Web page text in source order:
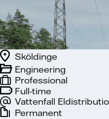
Full-time
Vattenfall
Engineering
Sköldinge
Professional
Permanent